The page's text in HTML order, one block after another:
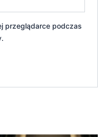
przeglądarce podczas